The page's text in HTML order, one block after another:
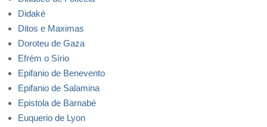
Didaké
Ditos e Maximas
Doroteu de Gaza
Efrém o Sírio
Epifanio de Benevento
Epifanio de Salamina
Epistola de Barnabé
Euquerio de Lyon